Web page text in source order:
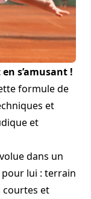
s’amusant !
formule de
et
et
dans un
lui : terrain
courtes et